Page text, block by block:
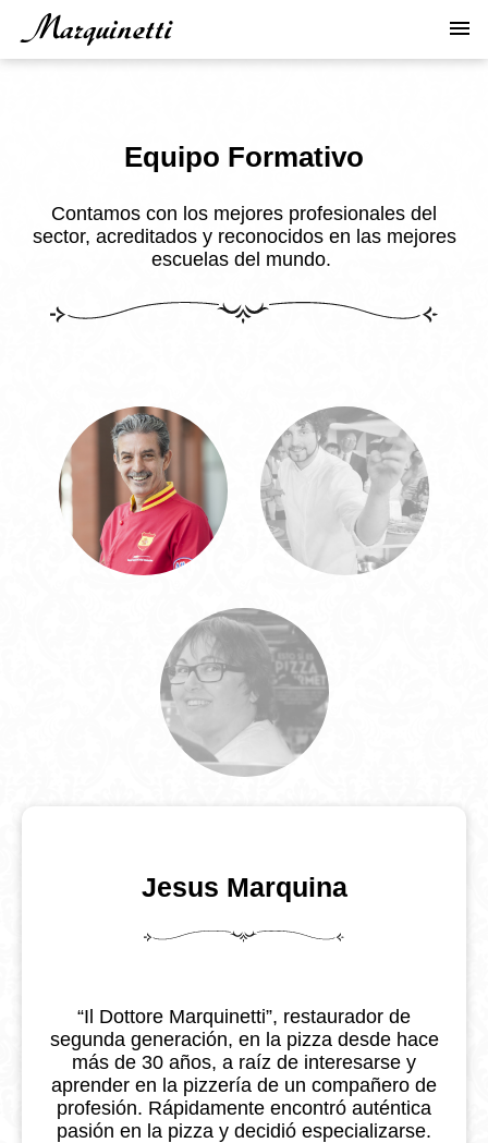
menu
Equipo Formativo
Contamos con los mejores profesionales del
sector, acreditados y reconocidos en las mejores
escuelas del mundo.
Jesus Marquina
“Il Dottore Marquinetti”, restaurador de
segunda generación, en la pizza desde hace
más de 30 años, a raíz de interesarse y
aprender en la pizzería de un compañero de
profesión. Rápidamente encontró auténtica
pasión en la pizza y decidió especializarse.